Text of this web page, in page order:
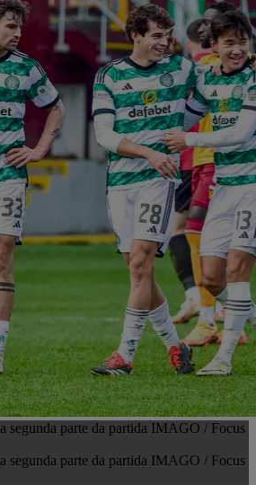
segunda parte da partida IMAGO / Focus
segunda parte da partida IMAGO / Focus